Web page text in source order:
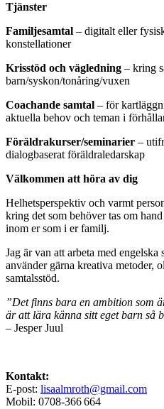
Tjänster
Familjesamtal – digitalt eller
konstellationer
Krisstöd och vägledning – kring
barn/syskon/tonåring/vuxen
Coachande samtal – för
aktuella behov och teman i
Föräldrakurser/seminarier –
dialogbaserat föräldraledarskap
Välkommen att höra av dig
Helhetsperspektiv och varmt
kring det som behöver tas om
inom er som i er familj.
Jag är van att arbeta med
använder gärna kreativa metoder,
samtalsstöd.
”Det finns bara en ambition som
är att lära känna sitt eget barn så
– Jesper Juul
Kontakt:
E-post: lisaalmroth@gmail.com
Mobil: 0708-366 664